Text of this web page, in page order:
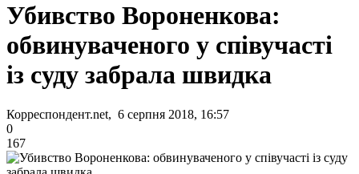
Убивство Вороненкова:
обвинуваченого у співучасті
із суду забрала швидка
Корреспондент.net, 6 серпня 2018, 16:57
0
167